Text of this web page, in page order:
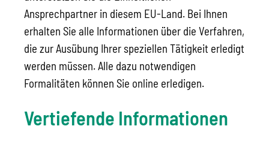
Ansprechpartner in diesem EU-Land. Bei Ihnen
erhalten Sie alle Informationen über die Verfahren,
die zur Ausübung Ihrer speziellen Tätigkeit erledigt
werden müssen. Alle dazu notwendigen
Formalitäten können Sie online erledigen.
Vertiefende Informationen